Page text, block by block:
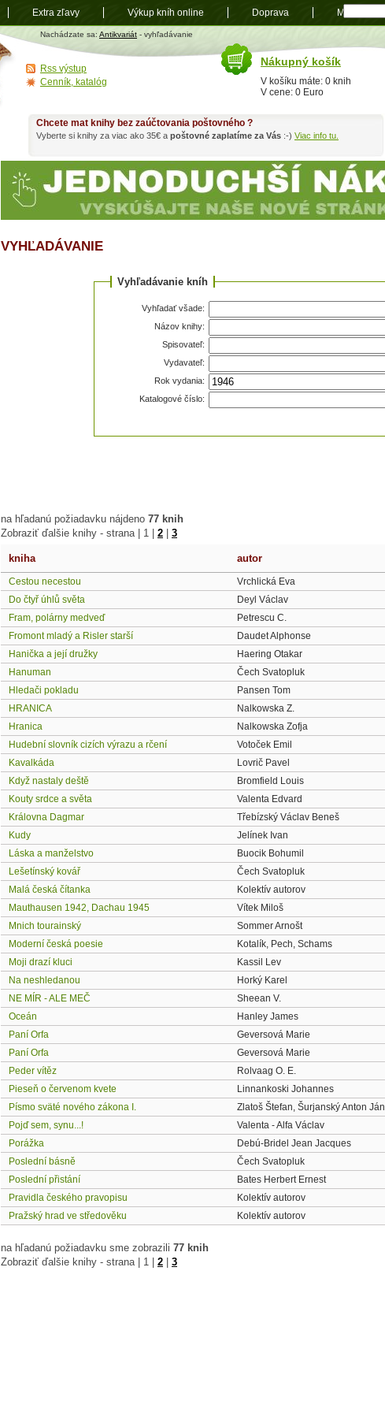
Antikvariát
shop.sk
Nachádzate sa: Antikvariát - vyhľadávanie
VYHĽADÁVANIE
Vyhľadávanie kníh
Vyhľadať všade:
Názov knihy:
Spisovateľ:
Vydavateľ:
Rok vydania:
Katalogové číslo:
na hľadanú požiadavku nájdeno 77 knih
Zobraziť ďalšie knihy - strana | 1 2 3
kniha autor
Cestou necestou Vrchlická Eva
Do čtyř úhlů světa Deyl Václav
Fram, polárny medveď Petrescu C.
Fromont mladý a Risler starší Daudet Alphonse
Hanička a její družky Haering Otakar
Hanuman Čech Svatopluk
Hledači pokladu Pansen Tom
HRANICA Nalkowska Z.
Hranica Nalkowska Zofja
Hudební slovník cizích výrazu a rčení Votoček Emil
Kavalkáda Lovrič Pavel
Když nastaly deště Bromfield Louis
Kouty srdce a světa Valenta Edvard
Královna Dagmar Třebízský Václav Beneš
Kudy Jelínek Ivan
Láska a manželstvo Buocik Bohumil
Lešetínský kovář Čech Svatopluk
Malá česká čítanka Kolektív autorov
Mauthausen 1942, Dachau 1945 Vítek Miloš
Mnich tourainský Sommer Arnošt
Moderní česká poesie Kotalík, Pech, Schams
Moji drazí kluci Kassil Lev
Na neshledanou Horký Karel
NE MÍR - ALE MEČ Sheean V.
Oceán Hanley James
Paní Orfa Geversová Marie
Paní Orfa Geversová Marie
Peder vítěz Rolvaag O. E.
Pieseň o červenom kvete Linnankoski Johannes
Písmo sväté nového zákona I. Zlatoš Štefan, Šurjanský Anton Ján
Pojď sem, synu...! Valenta - Alfa Václav
Porážka Debú-Bridel Jean Jacques
Poslední básně Čech Svatopluk
Poslední přistání Bates Herbert Ernest
Pravidla českého pravopisu Kolektív autorov
Pražský hrad ve středověku Kolektív autorov
na hľadanú požiadavku sme zobrazili 77 knih
Zobraziť ďalšie knihy - strana | 1 2 3
Chcete mat knihy bez zaúčtovania poštovného ?
Vyberte si knihy za viac ako 35€ a poštovné zaplatíme za Vás :-) Viac info tu.
Nákupný košík
V košíku máte: 0 knih
V cene: 0 Euro
Rss výstup
Cenník, katalóg
Extra zľavy Výkup kníh online Doprava Mapa